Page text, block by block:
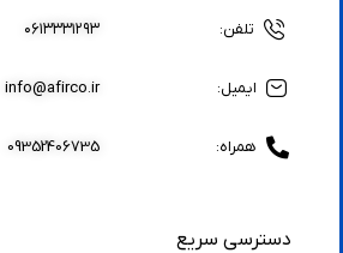
تلفن:
ایمیل:
همراه:
۰۶۱۳۳۳۱۲۹۳
info@afirco.ir
09352406735
دسترسی سریع